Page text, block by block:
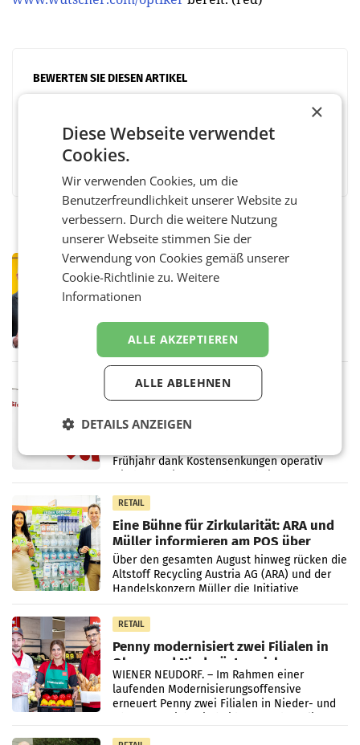
BEWERTEN SIE DIESEN ARTIKEL
FacebookTwitterMessenger
PRIMENEWS
Österreichische Post: Umsatzplus im
ersten Halbjahr trotz schwachem
ersten Halbjahr 2026 einen Konzernumsatz
von 1.544,0 Mio. EUR erwirtschaftet, was
einem Plus von 3,8 Prozent gegenüber dem
MARKETING & MEDIA
ProSiebenSat.1 spart und macht
überraschend viel Gewinn
UNTERFÖHRING/MAILAND/AMSTERDAM. Der
Frühjahr dank Kostensenkungen operativ
RETAIL
Eine Bühne für Zirkularität: ARA und
Müller informieren am POS über
Kreislauffähigkeit
Über den gesamten August hinweg rücken die
Altstoff Recycling Austria AG (ARA) und der
Handelskonzern Müller die Initiative
„Kreislauf-Helden“ in allen österreichischen
Müller-Filialen
RETAIL
Penny modernisiert zwei Filialen in
Ober- und Niederösterreich
WIENER NEUDORF. – Im Rahmen einer
laufenden Modernisierungsoffensive
erneuert Penny zwei Filialen in Nieder- und
×
Diese Webseite verwendet
Cookies.
Wir verwenden Cookies, um die
Benutzerfreundlichkeit unserer Website zu
verbessern. Durch die weitere Nutzung
unserer Webseite stimmen Sie der
Verwendung von Cookies gemäß unserer
Cookie-Richtlinie zu.Weitere
Informationen
ALLE AKZEPTIEREN
ALLE ABLEHNEN
DETAILS ANZEIGEN